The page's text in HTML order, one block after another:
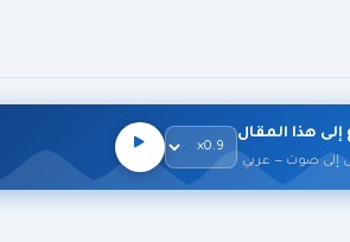
إلى هذا المقال
إلى صوت — عربي